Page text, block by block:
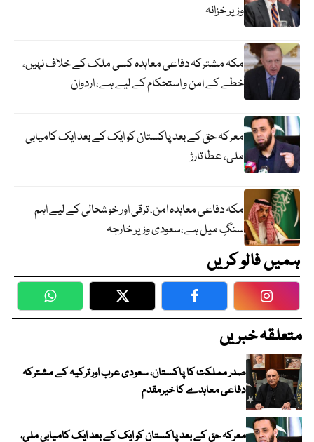
وزیر خزانہ
مکہ مشترکہ دفاعی معاہدہ کسی ملک کے خلاف نہیں،
خطے کے امن و استحکام کے لیے ہے، اردوان
معرکہ حق کے بعد پاکستان کو ایک کے بعد ایک کامیابی
ملی، عطا تارڑ
مکہ دفاعی معاہدہ امن، ترقی اور خوشحالی کے لیے اہم
سنگِ میل ہے،سعودی وزیر خارجہ
ہمیں فالو کریں
WhatsApp Twitter Facebook
متعلقہ خبریں
صدر مملکت کا پاکستان، سعودی عرب اور ترکیہ کے مشترکہ
دفاعی معاہدے کا خیرمقدم
معرکہ حق کے بعد پاکستان کو ایک کے بعد ایک کامیابی ملی،